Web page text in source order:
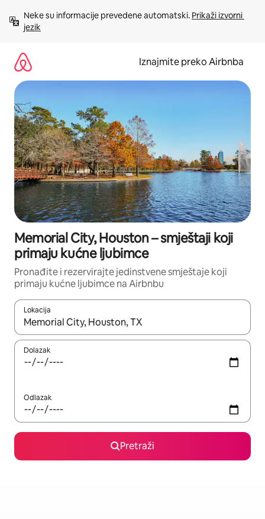
sadržaj
Neke su informacije prevedene automatski. Prikaži izvorni
jezik
Iznajmite preko Airbnba
Memorial City, Houston – smještaji koji
primaju kućne ljubimce
Pronađite i rezervirajte jedinstvene smještaje koji
primaju kućne ljubimce na Airbnbu
Lokacija
Kada budu dostupni rezultati, moći ćete ih pregledati
Dolazak
Odlazak
Pretraži